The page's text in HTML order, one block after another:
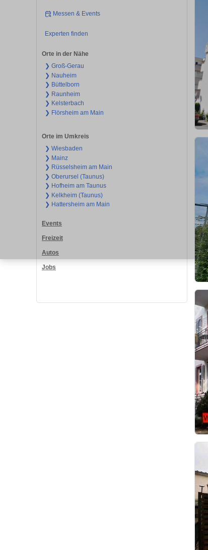
Messen & Events
Experten finden
Orte in der Nähe
❯ Groß-Gerau
❯ Nauheim
❯ Büttelborn
❯ Raunheim
❯ Kelsterbach
❯ Flörsheim am Main
Orte im Umkreis
❯ Wiesbaden
❯ Mainz
❯ Rüsselsheim am Main
❯ Oberursel (Taunus)
❯ Hofheim am Taunus
❯ Kelkheim (Taunus)
❯ Hattersheim am Main
Events
Freizeit
Autos
Jobs